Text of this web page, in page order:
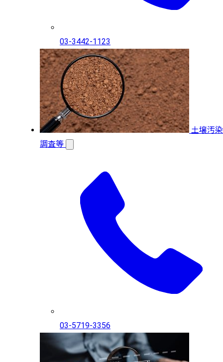
03-3442-1123
土壌汚染
調査等
03-5719-3356